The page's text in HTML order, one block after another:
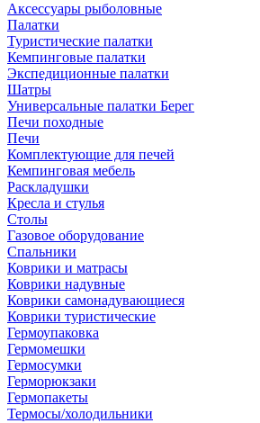
Аксессуары рыболовные
Палатки
Туристические палатки
Кемпинговые палатки
Экспедиционные палатки
Шатры
Универсальные палатки Берег
Печи походные
Печи
Комплектующие для печей
Кемпинговая мебель
Раскладушки
Кресла и стулья
Столы
Газовое оборудование
Спальники
Коврики и матрасы
Коврики надувные
Коврики самонадувающиеся
Коврики туристические
Гермоупаковка
Гермомешки
Гермосумки
Герморюкзаки
Гермопакеты
Термосы/холодильники